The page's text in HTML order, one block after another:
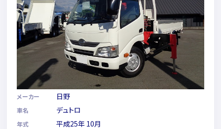
メーカー 日野
車名 デュトロ
年式 平成25年 10月